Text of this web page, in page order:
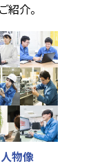
紹介。
物像